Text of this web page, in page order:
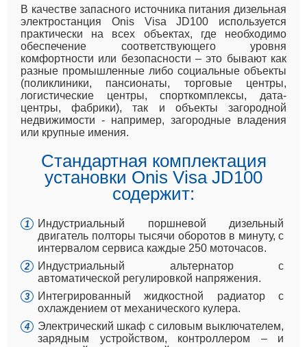
В качестве запасного источника питания дизельная
электростанция Onis Visa JD100 используется
практически на всех объектах, где необходимо
обеспечение соответствующего уровня
комфортности или безопасности – это бывают как
разные промышленные либо социальные объекты
(поликлиники, пансионаты, торговые центры,
логистические центры, спорткомплексы, дата-
центры, фабрики), так и объекты загородной
недвижимости - например, загородные владения
или крупные имения.
Стандартная комплектация
установки Onis Visa JD100
содержит:
Индустриальный поршневой дизельный
двигатель полторы тысячи оборотов в минуту, с
интервалом сервиса каждые 250 моточасов.
Индустриальный альтернатор с
автоматической регулировкой напряжения.
Интегрированный жидкостной радиатор с
охлаждением от механического кулера.
Электрический шкаф с силовым выключателем,
зарядным устройством, контроллером – и